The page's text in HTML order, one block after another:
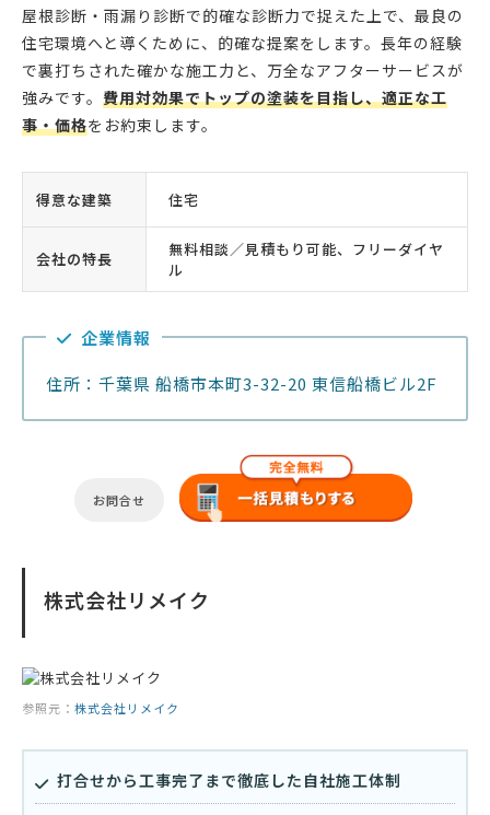
屋根診断・雨漏り診断で的確な診断力で捉えた上で、最良の
住宅環境へと導くために、的確な提案をします。長年の経験
で裏打ちされた確かな施工力と、万全なアフターサービスが
強みです。 費用対効果でトップの塗装を目指し、適正な工
事・価格をお約束します。
得意な建築 住宅
会社の特長
無料相談／見積もり可能、フリーダイヤ
ル
企業情報
住所：千葉県 船橋市本町3-32-20 東信船橋ビル2F
お問合せ
株式会社リメイク
参照元： 株式会社リメイク
打合せから工事完了まで徹底した自社施工体制